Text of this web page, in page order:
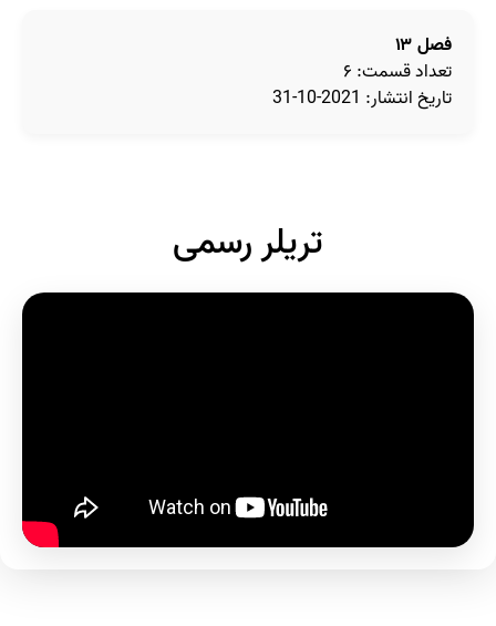
فصل ۱۳
تعداد قسمت: ۶
تاریخ انتشار: 2021-10-31
تریلر رسمی